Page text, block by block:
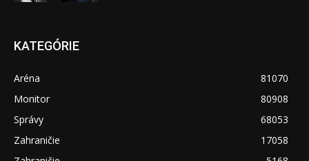
KATEGÓRIE
Aréna
81070
Monitor
80908
Správy
68053
Zahraničie
17058